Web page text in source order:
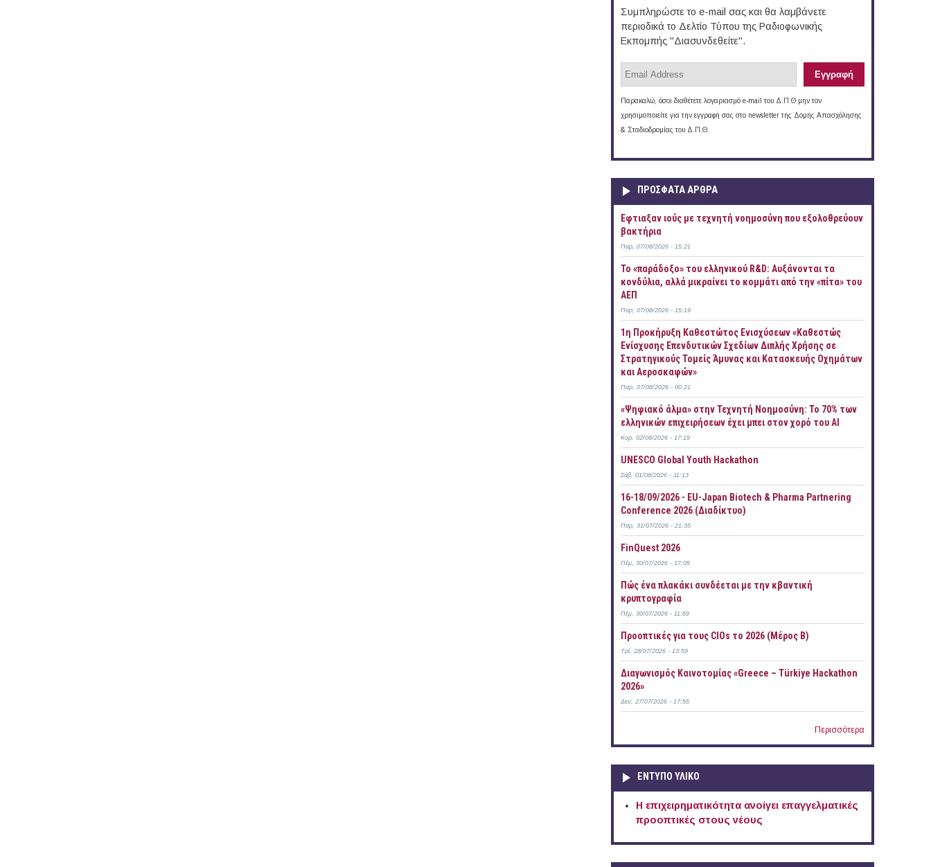
Συμπληρώστε το e-mail σας και θα λαμβάνετε
περιοδικά το Δελτίο Τύπου της Ραδιοφωνικής
Εκπομπής "Διασυνδεθείτε".
Παρακαλώ, όσοι διαθέτετε λογαριασμό e-mail του Δ.Π.Θ μην τον
χρησιμοποιείτε για την εγγραφή σας στο newsletter της Δομής Απασχόλησης
& Σταδιοδρομίας του Δ.Π.Θ.
ΠΡOΣΦΑΤΑ AΡΘΡΑ
Έφτιαξαν ιούς με τεχνητή νοημοσύνη που εξολοθρεύουν
βακτήρια
Παρ, 07/08/2026 - 15:21
Το «παράδοξο» του ελληνικού R&D: Αυξάνονται τα
κονδύλια, αλλά μικραίνει το κομμάτι από την «πίτα» του
ΑΕΠ
Παρ, 07/08/2026 - 15:19
1η Προκήρυξη Καθεστώτος Ενισχύσεων «Καθεστώς
Ενίσχυσης Επενδυτικών Σχεδίων Διπλής Χρήσης σε
Στρατηγικούς Τομείς Άμυνας και Κατασκευής Οχημάτων
και Αεροσκαφών»
Παρ, 07/08/2026 - 00:21
«Ψηφιακό άλμα» στην Τεχνητή Νοημοσύνη: Το 70% των
ελληνικών επιχειρήσεων έχει μπει στον χορό του AI
Κυρ, 02/08/2026 - 17:19
UNESCO Global Youth Hackathon
Σάβ, 01/08/2026 - 11:13
16-18/09/2026 - EU-Japan Biotech & Pharma Partnering
Conference 2026 (Διαδίκτυο)
Παρ, 31/07/2026 - 21:35
FinQuest 2026
Πέμ, 30/07/2026 - 17:05
Πώς ένα πλακάκι συνδέεται με την κβαντική
κρυπτογραφία
Πέμ, 30/07/2026 - 11:59
Προοπτικές για τους CIOs το 2026 (Μέρος Β)
Τρί, 28/07/2026 - 13:59
Διαγωνισμός Καινοτομίας «Greece – Türkiye Hackathon
2026»
Δευ, 27/07/2026 - 17:55
Περισσότερα
ΕΝΤΥΠΟ ΥΛΙΚΟ
Η επιχειρηματικότητα ανοίγει επαγγελματικές
προοπτικές στους νέους